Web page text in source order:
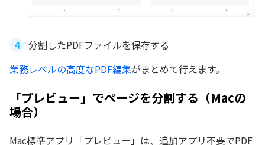
分割したPDFファイルを保存する
業務レベルの高度なPDF編集がまとめて行えます。
「プレビュー」でページを分割する（Macの
場合）
Mac標準アプリ「プレビュー」は、追加アプリ不要でPDF